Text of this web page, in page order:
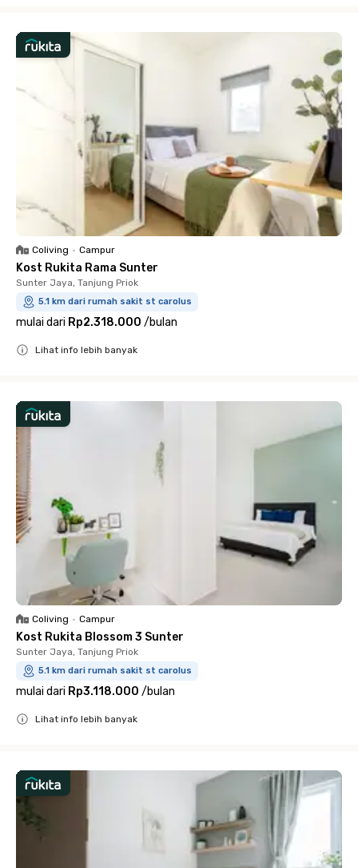
Coliving • Campur
Kost Rukita Rama Sunter
Sunter Jaya, Tanjung Priok
5.1 km dari rumah sakit st carolus
mulai dari Rp2.318.000 /bulan
Lihat info lebih banyak
Coliving • Campur
Kost Rukita Blossom 3 Sunter
Sunter Jaya, Tanjung Priok
5.1 km dari rumah sakit st carolus
mulai dari Rp3.118.000 /bulan
Lihat info lebih banyak